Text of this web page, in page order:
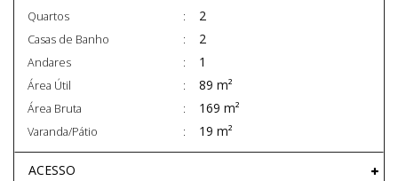
Quartos 2
Casas de Banho 2
Andares 1
Área Útil 89 m²
Área Bruta 169 m²
Varanda/Pátio 19 m²
ACESSO